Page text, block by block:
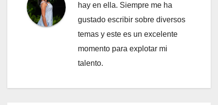
hay en ella. Siempre me ha
gustado escribir sobre diversos
temas y este es un excelente
momento para explotar mi
talento.